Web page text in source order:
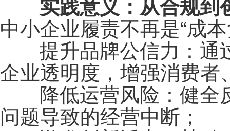
实践意义：从合规到
中小企业履责不再是“成
提升品牌公信力：通
企业透明度，增强消费
降低运营风险：健全
问题导致的经营中断；